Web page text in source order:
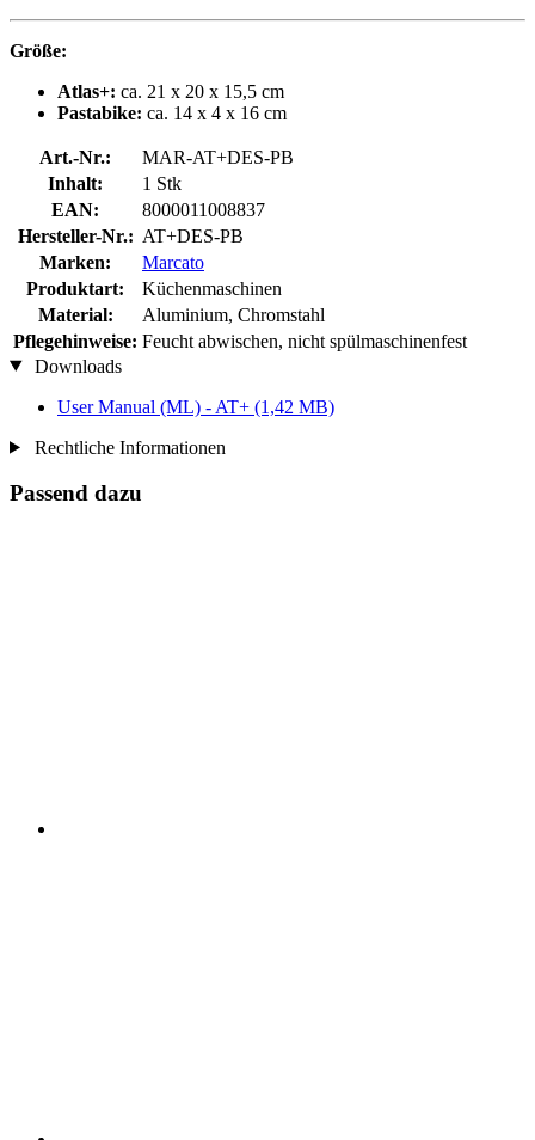
Größe:
Atlas+: ca. 21 x 20 x 15,5 cm
Pastabike: ca. 14 x 4 x 16 cm
Art.-Nr.:
MAR-AT+DES-PB
Inhalt:
1 Stk
EAN:
8000011008837
Hersteller-Nr.: AT+DES-PB
Marken:
Marcato
Produktart:
Küchenmaschinen
Material:
Aluminium, Chromstahl
Pflegehinweise: Feucht abwischen, nicht spülmaschinenfest
Downloads
User Manual (ML) - AT+ (1,42 MB)
Rechtliche Informationen
Passend dazu